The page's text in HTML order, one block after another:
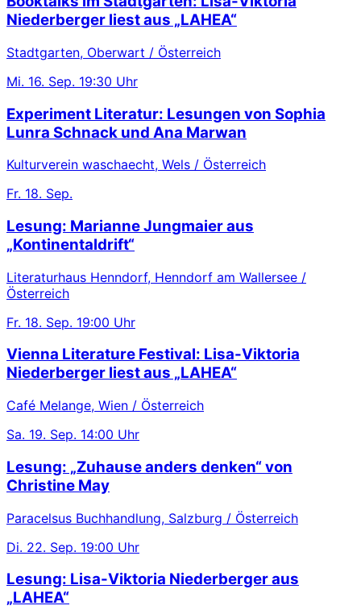
Niederberger liest aus „LAHEA“
Stadtgarten, Oberwart / Österreich
Mi. 16. Sep. 19:30 Uhr
Experiment Literatur: Lesungen von Sophia
Lunra Schnack und Ana Marwan
Kulturverein waschaecht, Wels / Österreich
Fr. 18. Sep.
Lesung: Marianne Jungmaier aus
„Kontinentaldrift“
Literaturhaus Henndorf, Henndorf am Wallersee /
Österreich
Fr. 18. Sep. 19:00 Uhr
Vienna Literature Festival: Lisa-Viktoria
Niederberger liest aus „LAHEA“
Café Melange, Wien / Österreich
Sa. 19. Sep. 14:00 Uhr
Lesung: „Zuhause anders denken“ von
Christine May
Paracelsus Buchhandlung, Salzburg / Österreich
Di. 22. Sep. 19:00 Uhr
Lesung: Lisa-Viktoria Niederberger aus
„LAHEA“